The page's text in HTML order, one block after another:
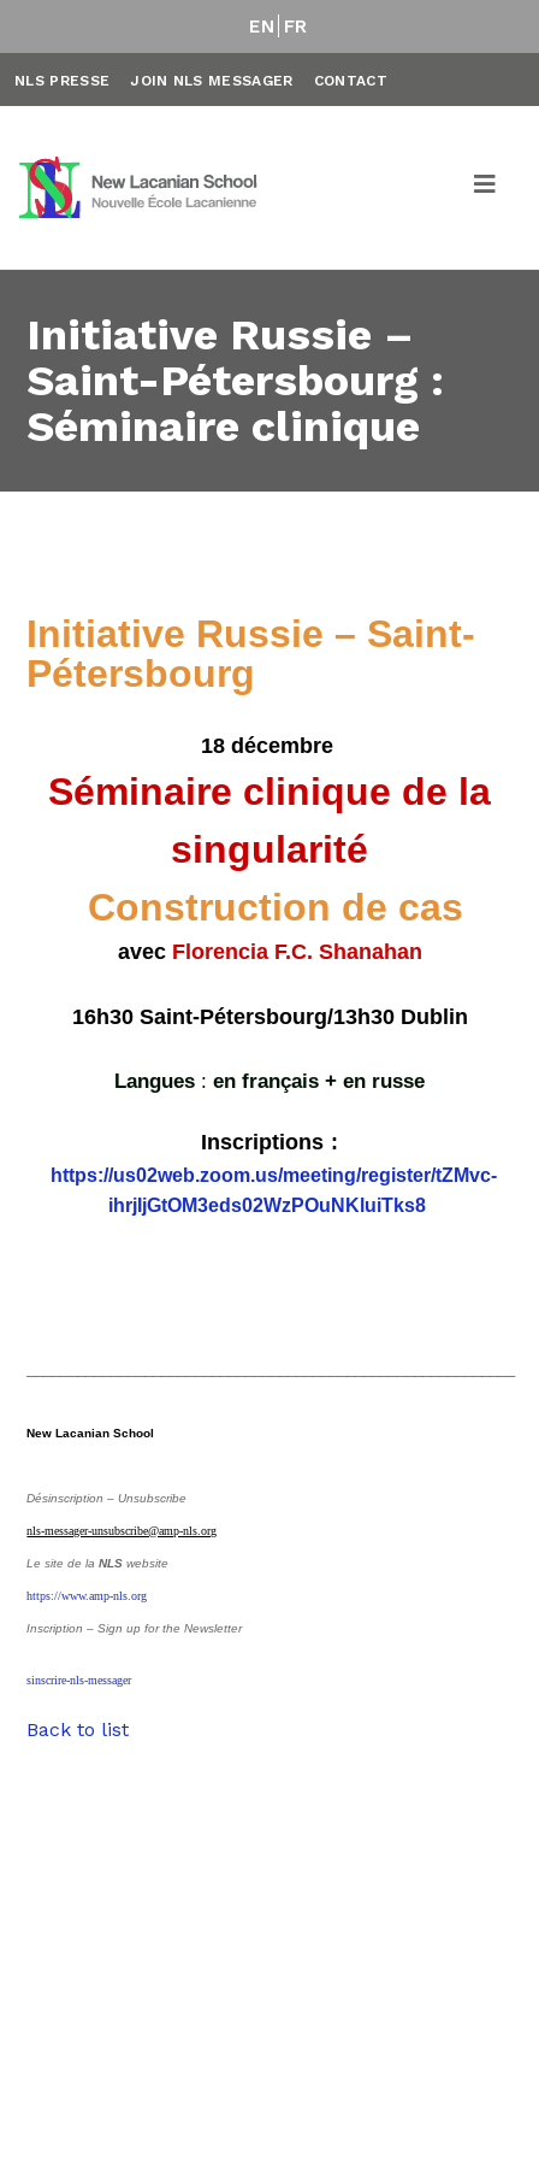
EN FR
NLS PRESSE JOIN NLS MESSAGER CONTACT
Initiative Russie –
Saint-Pétersbourg :
Séminaire clinique
Initiative Russie – Saint-
Pétersbourg
18 décembre
Séminaire clinique de la
singularité
Construction de cas
avec Florencia F.C. Shanahan
16h30 Saint-Pétersbourg/13h30 Dublin
Langues : en français + en russe
Inscriptions :
https://us02web.zoom.us/meeting/register/tZMvc-
ihrjIjGtOM3eds02WzPOuNKluiTks8
New Lacanian School
Désinscription – Unsubscribe
nls-messager-unsubscribe@amp-nls.org
Le site de laNLS website
https://www.amp-nls.org
Inscription – Sign upfor the Newsletter
sinscrire-nls-messager
Back to list